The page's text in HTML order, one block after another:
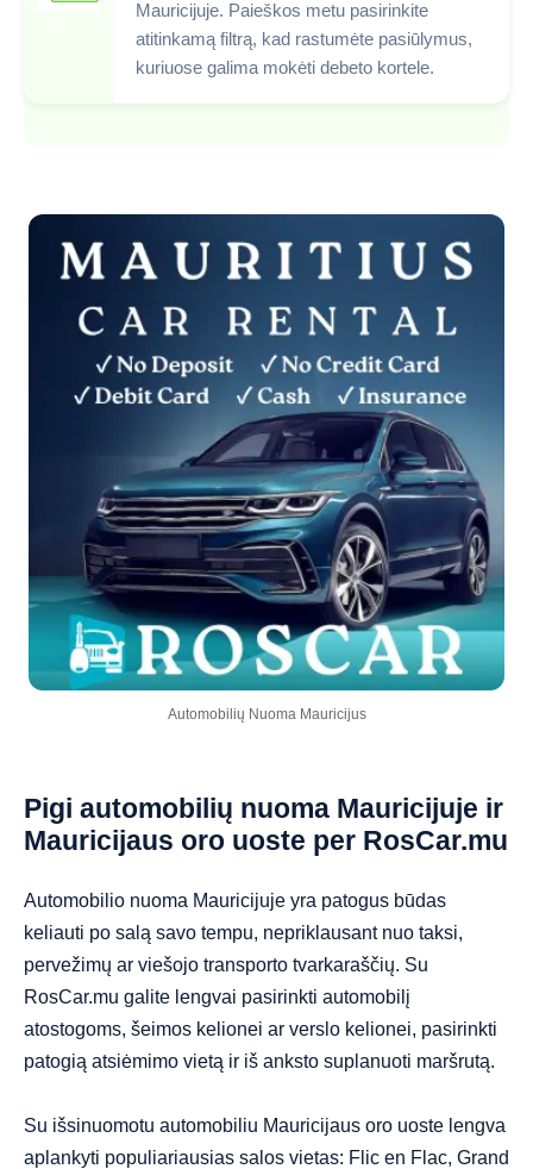
Mauricijuje. Paieškos metu pasirinkite
atitinkamą filtrą, kad rastumėte pasiūlymus,
kuriuose galima mokėti debeto kortele.
Automobilių Nuoma Mauricijus
Pigi automobilių nuoma Mauricijuje ir
Mauricijaus oro uoste per RosCar.mu
Automobilio nuoma Mauricijuje yra patogus būdas
keliauti po salą savo tempu, nepriklausant nuo taksi,
pervežimų ar viešojo transporto tvarkaraščių. Su
RosCar.mu galite lengvai pasirinkti automobilį
atostogoms, šeimos kelionei ar verslo kelionei, pasirinkti
patogią atsiėmimo vietą ir iš anksto suplanuoti maršrutą.
Su išsinuomotu automobiliu Mauricijaus oro uoste lengva
aplankyti populiariausias salos vietas: Flic en Flac, Grand